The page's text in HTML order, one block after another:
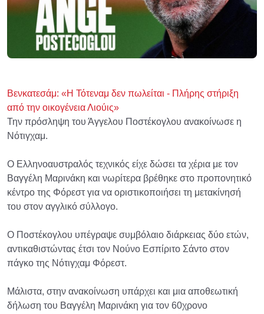
Βενκατεσάμ: «Η Τότεναμ δεν πωλείται - Πλήρης στήριξη
από την οικογένεια Λιούις»
Την πρόσληψη του Άγγελου Ποστέκογλου ανακοίνωσε η
Νότιγχαμ.
Ο Ελληνοαυστραλός τεχνικός είχε δώσει τα χέρια με τον
Βαγγέλη Μαρινάκη και νωρίτερα βρέθηκε στο προπονητικό
κέντρο της Φόρεστ για να οριστικοποιήσει τη μετακίνησή
του στον αγγλικό σύλλογο.
Ο Ποστέκογλου υπέγραψε συμβόλαιο διάρκειας δύο ετών,
αντικαθιστώντας έτσι τον Νούνο Εσπίριτο Σάντο στον
πάγκο της Νότιγχαμ Φόρεστ.
Μάλιστα, στην ανακοίνωση υπάρχει και μια αποθεωτική
δήλωση του Βαγγέλη Μαρινάκη για τον 60χρονο